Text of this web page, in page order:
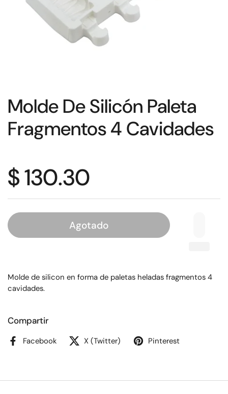
Molde De Silicón Paleta
Fragmentos 4 Cavidades
$ 130.30
Agotado
Molde de silicon en forma de paletas heladas fragmentos 4
cavidades.
Compartir
Facebook X (Twitter) Pinterest